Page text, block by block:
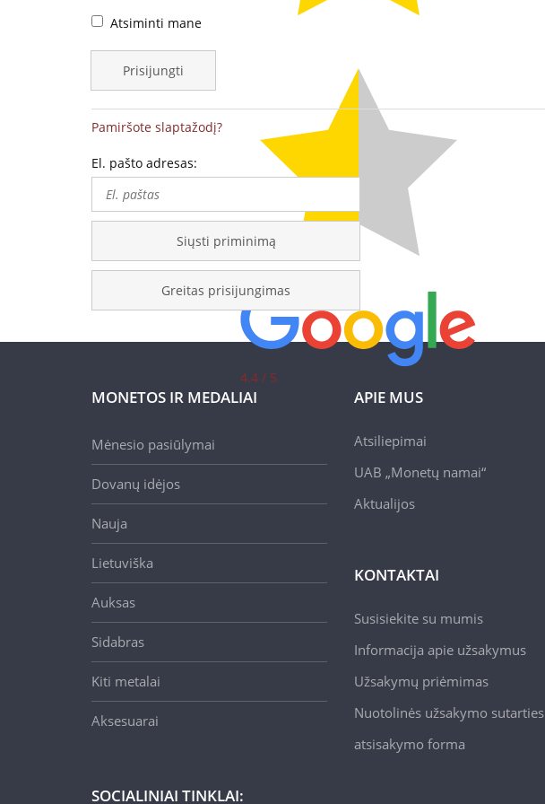
ir
kolekcinių
monetų
platintoja
4.4 / 5
Atsiminti mane
Prisijungti
Pamiršote slaptažodį?
El. pašto adresas:
Siųsti priminimą
Greitas prisijungimas
MONETOS IR MEDALIAI
Mėnesio pasiūlymai
Dovanų idėjos
Nauja
Lietuviška
Auksas
Sidabras
Kiti metalai
Aksesuarai
SOCIALINIAI TINKLAI:
APIE MUS
Atsiliepimai
UAB „Monetų namai“
Aktualijos
KONTAKTAI
Susisiekite su mumis
Informacija apie užsakymus
Užsakymų priėmimas
Nuotolinės užsakymo sutarties
atsisakymo forma
Lietuvoje